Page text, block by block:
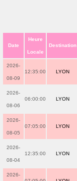
Date
Heure
Locale
Destination
2026-
08-09
12:35:00 LYON
2026-
08-06
06:00:00 LYON
2026-
08-05
07:05:00 LYON
2026-
08-04
12:35:00 LYON
2026-